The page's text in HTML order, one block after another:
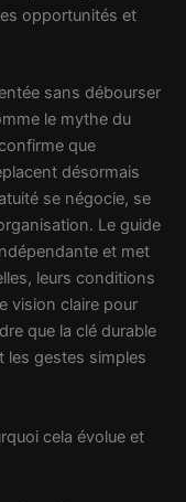
opportunités et
sans débourser
le mythe du
que
désormais
se négocie, se
Le guide
et met
leurs conditions
vision claire pour
que la clé durable
les gestes simples
cela évolue et